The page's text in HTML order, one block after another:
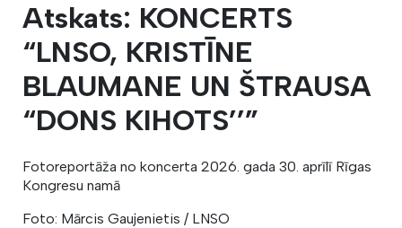
Atskats: KONCERTS
“LNSO, KRISTĪNE
BLAUMANE UN ŠTRAUSA
“DONS KIHOTS’’”
Fotoreportāža no koncerta 2026. gada 30. aprīlī Rīgas
Kongresu namā
Foto: Mārcis Gaujenietis / LNSO